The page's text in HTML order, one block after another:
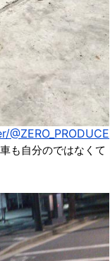
@ZERO_PRODUCE
も自分のではなくて